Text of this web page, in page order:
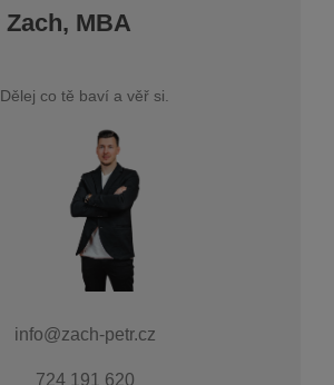
MBA
Dělej co tě baví a věř si.
info@zach-petr.cz
724 191 620